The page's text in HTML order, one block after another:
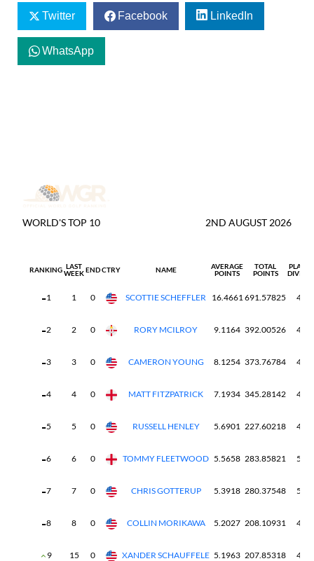
Twitter Facebook LinkedIn
WhatsApp